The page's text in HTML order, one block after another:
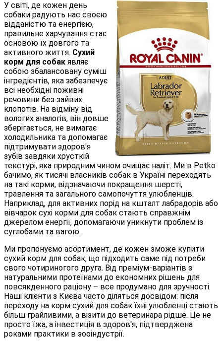
У світі, де кожен день
собаки радують нас своєю
відданістю та енергією,
правильне харчування стає
основою їх довгого та
активного життя. Сухий
корм для собак являє
собою збалансовану суміш
інгредієнтів, яка забезпечує
всі необхідні поживні
речовини без зайвих
клопотів. На відміну від
вологих аналогів, він довше
зберігається, не вимагає
холодильника та допомагає
підтримувати здоров'я
зубів завдяки хрусткій
текстурі, яка природним чином очищає наліт. Ми в Petko
бачимо, як тисячі власників собак в Україні переходять
на такі корми, відзначаючи покращення шерсті,
травлення та загального самопочуття улюбленців.
Наприклад, для активних порід на кшталт лабрадорів або
вівчарок сухі корми для собак стають справжнім
джерелом енергії, допомагаючи уникнути проблем із
суглобами та вагою.
Ми пропонуємо асортимент, де кожен зможе купити
сухий корм для собак, що підходить саме під потреби
свого чотириногого друга. Від преміум-варіантів з
натуральними протеїнами до економних рішень для
повсякденного раціону – все продумано для зручності.
Наші клієнти з Києва часто діляться досвідом: після
переходу на корм сухий для собак їхні улюбленці стають
більш грайливими, а візити до ветеринара рідше. Це не
просто їжа, а інвестиція в здоров'я, підтверджена
роками практики в зооіндустрії.